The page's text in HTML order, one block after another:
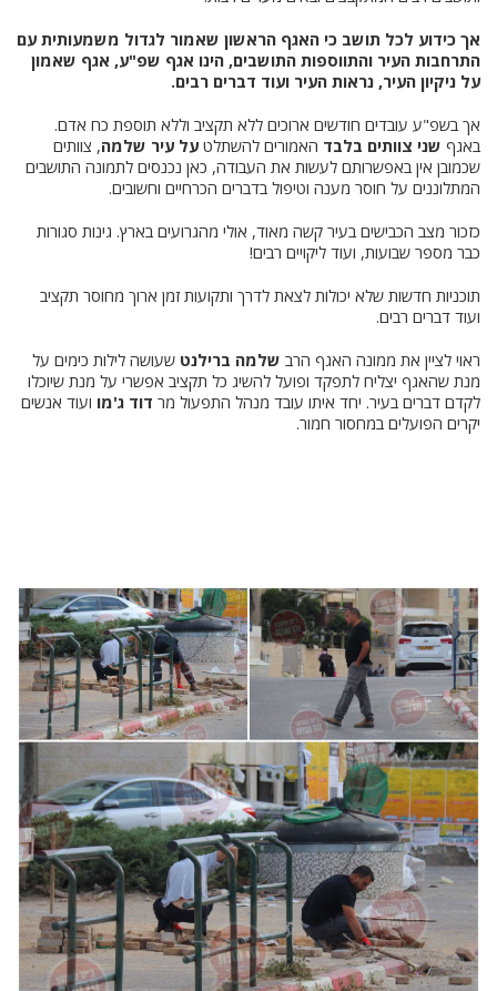
אך כידוע לכל תושב כי האגף הראשון שאמור לגדול משמעותית עם
התרחבות העיר והתווספות התושבים, הינו אגף שפ"ע, אגף שאמון
על ניקיון העיר, נראות העיר ועוד דברים רבים.
אך בשפ"ע עובדים חודשים ארוכים ללא תקציב וללא תוספת כח אדם.
באגף שני צוותים בלבד האמורים להשתלטעל עיר שלמה, צוותים
שכמובן אין באפשרותם לעשות את העבודה, כאן נכנסים לתמונה התושבים
המתלוננים על חוסר מענה וטיפול בדברים הכרחיים וחשובים.
כזכור מצב הכבישים בעיר קשה מאוד, אולי מהגרועים בארץ. גינות סגורות
כבר מספר שבועות, ועוד ליקויים רבים!
תוכניות חדשות שלא יכולות לצאת לדרך ותקועות זמן ארוך מחוסר תקציב
ועוד דברים רבים.
ראוי לציין את ממונה האגף הרב שלמה ברילנט שעושה לילות כימים על
מנת שהאגף יצליח לתפקד ופועל להשיג כל תקציב אפשרי על מנת שיוכלו
לקדם דברים בעיר. יחד איתו עובד מנהל התפעול מר דוד ג'מו ועוד אנשים
יקרים הפועלים במחסור חמור.